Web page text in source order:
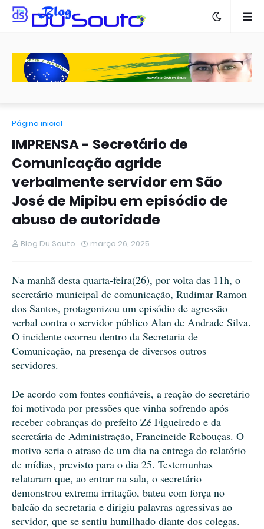
Página inicial
IMPRENSA - Secretário de
Comunicação agride
verbalmente servidor em São
José de Mipibu em episódio de
abuso de autoridade
Blog Du Souto março 26, 2025
Na manhã desta quarta-feira(26), por volta das 11h, o
secretário municipal de comunicação, Rudimar Ramon
dos Santos, protagonizou um episódio de agressão
verbal contra o servidor público Alan de Andrade Silva.
O incidente ocorreu dentro da Secretaria de
Comunicação, na presença de diversos outros
servidores.
De acordo com fontes confiáveis, a reação do secretário
foi motivada por pressões que vinha sofrendo após
receber cobranças do prefeito Zé Figueiredo e da
secretária de Administração, Francineide Rebouças. O
motivo seria o atraso de um dia na entrega do relatório
de mídias, previsto para o dia 25. Testemunhas
relataram que, ao entrar na sala, o secretário
demonstrou extrema irritação, bateu com força no
balcão da secretaria e dirigiu palavras agressivas ao
servidor, que se sentiu humilhado diante dos colegas.